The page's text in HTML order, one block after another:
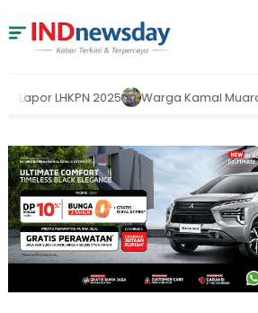
Muara Tuntut Keadilan: Tol Kataraja